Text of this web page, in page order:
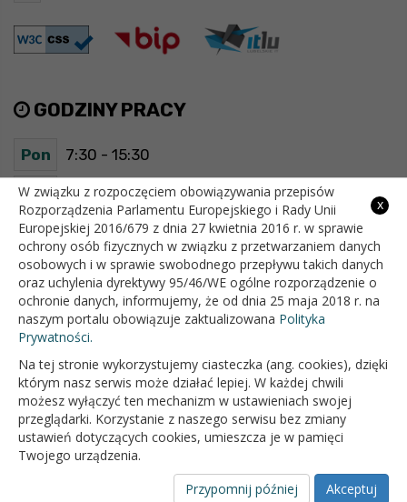
GODZINY PRACY
Pon 7:30 - 15:30
Wt 7:30 - 15:30
Śr 7:30 - 15:30
Czw 7:30 - 15:30
Pt 7:30 - 15:30
OFICJALNY SERWIS INTERNETOWY GMINY BIAŁOPOLE
x
W związku z rozpoczęciem obowiązywania przepisów
Rozporządzenia Parlamentu Europejskiego i Rady Unii
Europejskiej 2016/679 z dnia 27 kwietnia 2016 r. w sprawie
ochrony osób fizycznych w związku z przetwarzaniem danych
osobowych i w sprawie swobodnego przepływu takich danych
oraz uchylenia dyrektywy 95/46/WE ogólne rozporządzenie o
ochronie danych, informujemy, że od dnia 25 maja 2018 r. na
naszym portalu obowiązuje zaktualizowana Polityka
Prywatności.
Na tej stronie wykorzystujemy ciasteczka (ang. cookies), dzięki
którym nasz serwis może działać lepiej. W każdej chwili
możesz wyłączyć ten mechanizm w ustawieniach swojej
przeglądarki. Korzystanie z naszego serwisu bez zmiany
ustawień dotyczących cookies, umieszcza je w pamięci
Twojego urządzenia.
Akceptuj
Przypomnij później